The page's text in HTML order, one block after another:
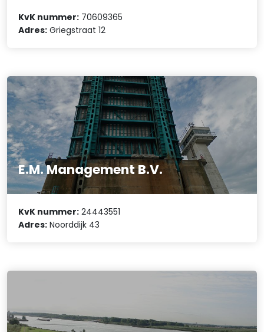
KvK nummer: 70609365
Adres: Griegstraat 12
E.M. Management B.V.
KvK nummer: 24443551
Adres: Noorddijk 43